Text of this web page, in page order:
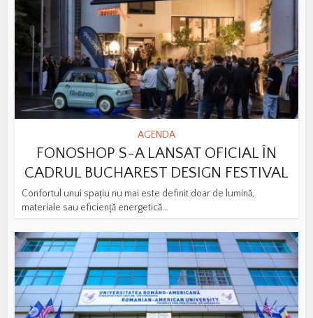
AGENDA
FONOSHOP S-A LANSAT OFICIAL ÎN
CADRUL BUCHAREST DESIGN FESTIVAL
Confortul unui spațiu nu mai este definit doar de lumină,
materiale sau eficiență energetică...